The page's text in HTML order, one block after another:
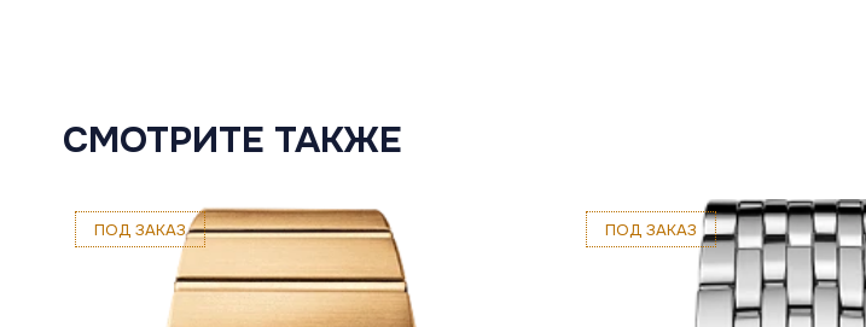
СМОТРИТЕ ТАКЖЕ
ПОД ЗАКАЗ ПОД ЗАКАЗ